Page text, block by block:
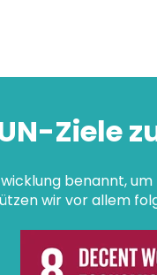
Ziele
benannt,
wir vor allem